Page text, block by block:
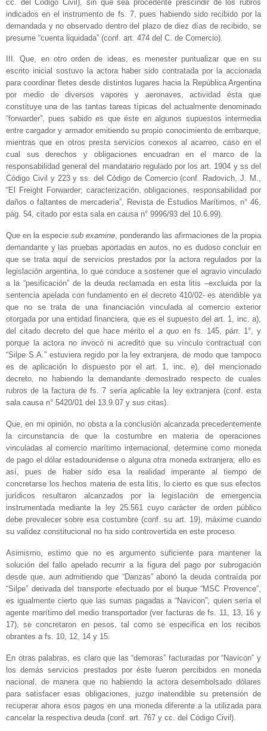
cc. del Código Civil), sin que sea procedente prescindir de los rubros
indicados en el instrumento de fs. 7, pues habiendo sido recibido por la
demandada y no observado dentro del plazo de diez días de recibido, se
presume “cuenta liquidada” (conf. art. 474 del C. de Comercio).
III. Que, en otro orden de ideas, es menester puntualizar que en su
escrito inicial sostuvo la actora haber sido contratada por la accionada
para coordinar fletes desde distintos lugares hacia la República Argentina
por medio de diversos vapores y aeronaves, actividad ésta que
constituye una de las tantas tareas típicas del actualmente denominado
“forwarder”, pues sabido es que éste en algunos supuestos intermedia
entre cargador y armador emitiendo su propio conocimiento de embarque,
mientras que en otros presta servicios conexos al acarreo, caso en el
cual sus derechos y obligaciones encuadran en el marco de la
responsabilidad general del mandatario regulado por los art. 1904 y ss del
Código Civil y 223 y ss. del Código de Comercio (conf. Radovich, J. M.,
“El Freight Forwarder; caracterización, obligaciones, responsabilidad por
daños o faltantes de mercadería”, Revista de Estudios Marítimos, n° 46,
pág. 54, citado por esta sala en causa n° 9996/93 del 10.6.99).
Que en la especie sub examine, ponderando las afirmaciones de la propia
demandante y las pruebas aportadas en autos, no es dudoso concluir en
que se trata aquí de servicios prestados por la actora regulados por la
legislación argentina, lo que conduce a sostener que el agravio vinculado
a la “pesificación” de la deuda reclamada en esta litis –excluida por la
sentencia apelada con fundamento en el decreto 410/02- es atendible ya
que no se trata de una financiación vinculada al comercio exterior
otorgada por una entidad financiera, que es el supuesto del art. 1, inc. a),
del citado decreto del que hace mérito el a quoen fs. 145, párr. 1°, y
porque la actora no invocó ni acreditó que su vínculo contractual con
“Silpe S.A.” estuviera regido por la ley extranjera, de modo que tampoco
es de aplicación lo dispuesto por el art. 1, inc. e), del mencionado
decreto, no habiendo la demandante demostrado respecto de cuales
rubros de la factura de fs. 7 sería aplicable la ley extranjera (conf. esta
sala causa n° 5420/01 del 13.9.07 y sus citas).
Que, en mi opinión, no obsta a la conclusión alcanzada precedentemente
la circunstancia de que la costumbre en materia de operaciones
vinculadas al comercio marítimo internacional, determine como moneda
de pago el dólar estadounidense o alguna otra moneda extranjera; ello es
así, pues de haber sido esa la realidad imperante al tiempo de
concretarse los hechos materia de esta litis, lo cierto es que sus efectos
jurídicos resultaron alcanzados por la legislación de emergencia
instrumentada mediante la ley 25.561 cuyo carácter de orden público
debe prevalecer sobre esa costumbre (conf. su art. 19), máxime cuando
su validez constitucional no ha sido controvertida en este proceso.
Asimismo, estimo que no es argumento suficiente para mantener la
solución del fallo apelado recurrir a la figura del pago por subrogación
desde que, aun admitiendo que “Danzas” abonó la deuda contraída por
“Silpe” derivada del transporte efectuado por el buque “MSC Provence”,
es igualmente cierto que las sumas pagadas a “Navicon”, quien sería el
agente marítimo del medio transportador (ver facturas de fs. 11, 13, 16 y
17), se concretaron en pesos, tal como se especifica en los recibos
obrantes a fs. 10, 12, 14 y 15.
En otras palabras, es claro que las “demoras” facturadas por “Navicon” y
los demás servicios prestados por éste fueron percibidos en moneda
nacional, de manera que no habiendo la actora desembolsado dólares
para satisfacer esas obligaciones, juzgo inatendible su pretensión de
recuperar ahora esos pagos en una moneda diferente a la utilizada para
cancelar la respectiva deuda (conf. art. 767 y cc. del Código Civil).